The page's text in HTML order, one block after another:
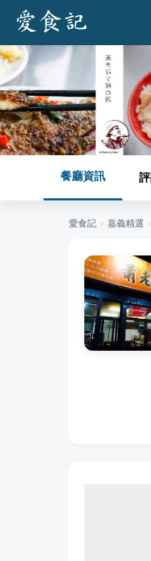
餐廳資訊
愛食記 › 嘉義精選 ›